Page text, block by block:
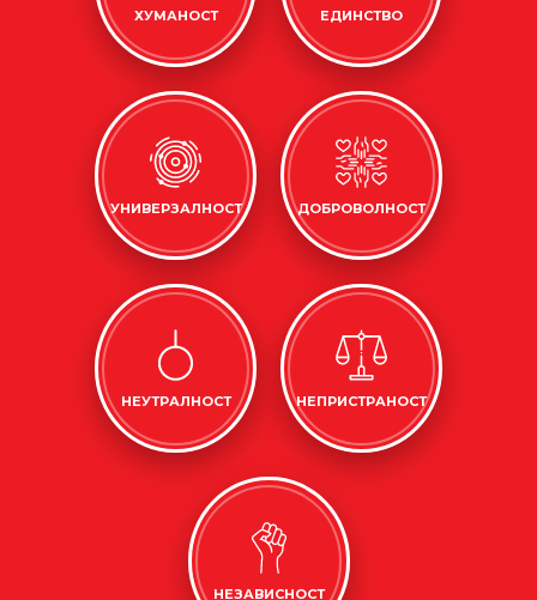
ХУМАНОСТ ЕДИНСТВО
УНИВЕРЗАЛНОСТ ДОБРОВОЛНОСТ
НЕУТРАЛНОСТ НЕПРИСТРАНОСТ
НЕЗАВИСНОСТ